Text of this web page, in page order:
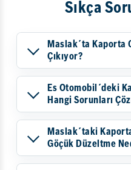
Sıkça
Maslak´ta Kaporta
Çıkıyor?
Es Otomobil´deki
Hangi Sorunları
Maslak´taki
Göçük Düzeltme